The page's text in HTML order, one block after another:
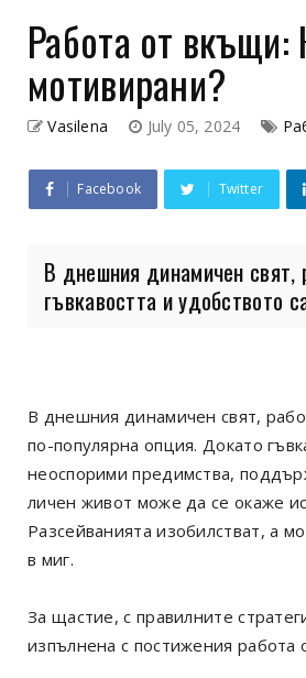
Работа от вкъщи:
мотивирани?
Vasilena July 05, 2024
Facebook Twitter
В днешния динамичен свят,
гъвкавостта и удобството
В днешния динамичен свят,
по-популярна опция. Докато
неоспорими предимства,
личен живот може да се окаже
Разсейванията изобилстват, а
в миг.
За щастие, с правилните
изпълнена с постижения работа